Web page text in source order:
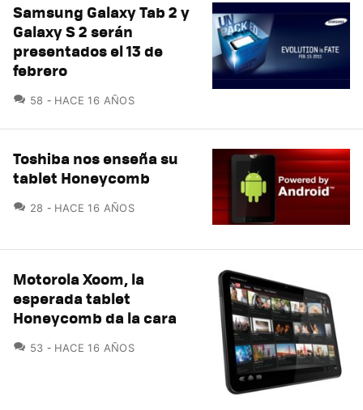
Samsung Galaxy Tab 2 y
Galaxy S 2 serán
presentados el 13 de
febrero
58 COMENTARIOS
HACE 16 AÑOS
Toshiba nos enseña su
tablet Honeycomb
28 COMENTARIOS
HACE 16 AÑOS
Motorola Xoom, la
esperada tablet
Honeycomb da la cara
53 COMENTARIOS
HACE 16 AÑOS